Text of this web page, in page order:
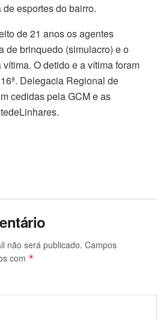
esportes do bairro.
de 21 anos os agentes
de brinquedo (simulacro) e o
O detido e a vítima foram
Delegacia Regional de
cedidas pela GCM e as
não será publicado. Campos
com *